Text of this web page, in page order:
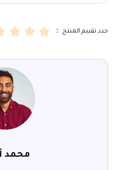
حدد تقييم المنتج ：
محمد